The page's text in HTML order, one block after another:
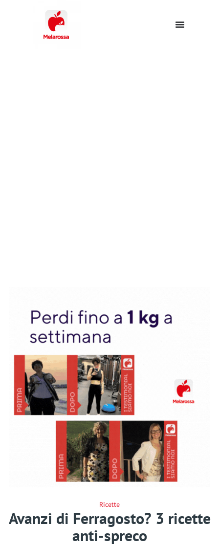
Ricette
Avanzi di Ferragosto? 3 ricette
anti-spreco